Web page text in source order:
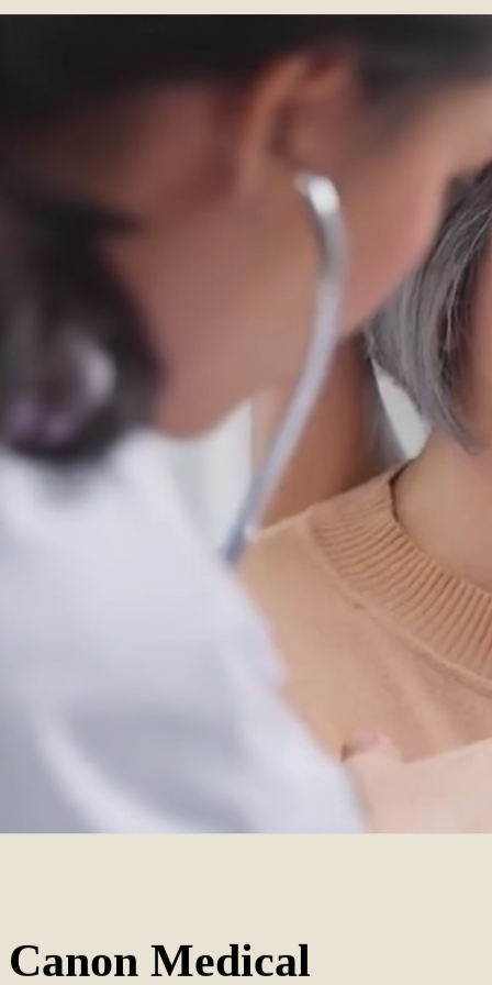
Canon Medical